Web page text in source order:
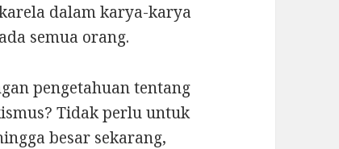
dalam karya-karya
semua orang.
pengetahuan tentang
Tidak perlu untuk
besar sekarang,